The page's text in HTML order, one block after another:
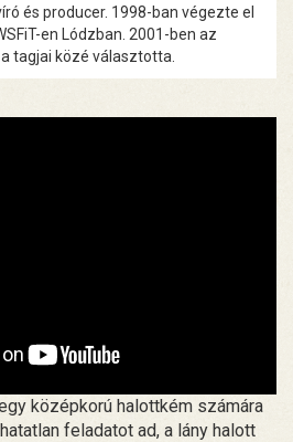
és producer. 1998-ban végezte el
en Lódzban. 2001-ben az
tagjai közé választotta.
középkorú halottkém számára
feladatot ad, a lány halott